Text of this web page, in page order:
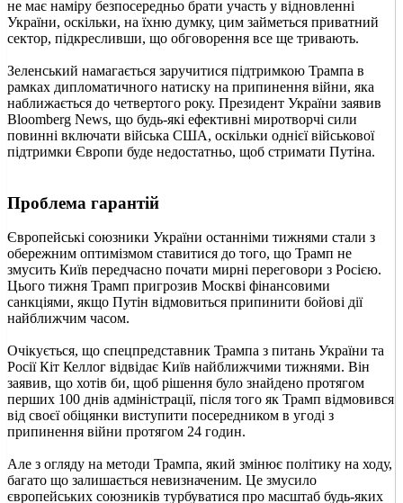
не має наміру безпосередньо брати участь у відновленні
України, оскільки, на їхню думку, цим займеться приватний
сектор, підкресливши, що обговорення все ще тривають.
Зеленський намагається заручитися підтримкою Трампа в
рамках дипломатичного натиску на припинення війни, яка
наближається до четвертого року. Президент України заявив
Bloomberg News, що будь-які ефективні миротворчі сили
повинні включати війська США, оскільки однієї військової
підтримки Європи буде недостатньо, щоб стримати Путіна.
Проблема гарантій
Європейські союзники України останніми тижнями стали з
обережним оптимізмом ставитися до того, що Трамп не
змусить Київ передчасно почати мирні переговори з Росією.
Цього тижня Трамп пригрозив Москві фінансовими
санкціями, якщо Путін відмовиться припинити бойові дії
найближчим часом.
Очікується, що спецпредставник Трампа з питань України та
Росії Кіт Келлог відвідає Київ найближчими тижнями. Він
заявив, що хотів би, щоб рішення було знайдено протягом
перших 100 днів адміністрації, після того як Трамп відмовився
від своєї обіцянки виступити посередником в угоді з
припинення війни протягом 24 годин.
Але з огляду на методи Трампа, який змінює політику на ходу,
багато що залишається невизначеним. Це змусило
європейських союзників турбуватися про масштаб будь-яких